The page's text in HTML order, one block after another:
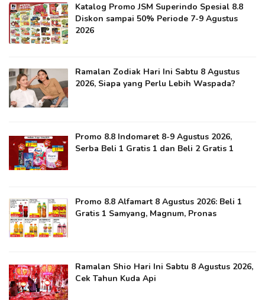
Katalog Promo JSM Superindo Spesial 8.8
Diskon sampai 50% Periode 7-9 Agustus
2026
Ramalan Zodiak Hari Ini Sabtu 8 Agustus
2026, Siapa yang Perlu Lebih Waspada?
Promo 8.8 Indomaret 8-9 Agustus 2026,
Serba Beli 1 Gratis 1 dan Beli 2 Gratis 1
Promo 8.8 Alfamart 8 Agustus 2026: Beli 1
Gratis 1 Samyang, Magnum, Pronas
Ramalan Shio Hari Ini Sabtu 8 Agustus 2026,
Cek Tahun Kuda Api